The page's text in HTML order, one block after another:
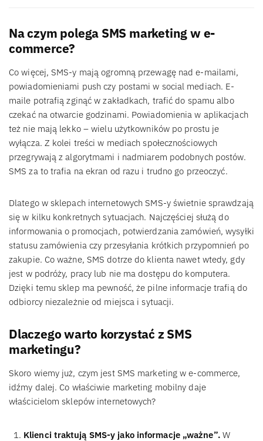
Na czym polega SMS marketing w e-
commerce?
Co więcej, SMS-y mają ogromną przewagę nad e-mailami,
powiadomieniami push czy postami w social mediach. E-
maile potrafią zginąć w zakładkach, trafić do spamu albo
czekać na otwarcie godzinami. Powiadomienia w aplikacjach
też nie mają lekko – wielu użytkowników po prostu je
wyłącza. Z kolei treści w mediach społecznościowych
przegrywają z algorytmami i nadmiarem podobnych postów.
SMS za to trafia na ekran od razu i trudno go przeoczyć.
Dlatego w sklepach internetowych SMS-y świetnie sprawdzają
się w kilku konkretnych sytuacjach. Najczęściej służą do
informowania o promocjach, potwierdzania zamówień, wysyłki
statusu zamówienia czy przesyłania krótkich przypomnień po
zakupie. Co ważne, SMS dotrze do klienta nawet wtedy, gdy
jest w podróży, pracy lub nie ma dostępu do komputera.
Dzięki temu sklep ma pewność, że pilne informacje trafią do
odbiorcy niezależnie od miejsca i sytuacji.
Dlaczego warto korzystać z SMS
marketingu?
Skoro wiemy już, czym jest SMS marketing w e-commerce,
idźmy dalej. Co właściwie marketing mobilny daje
właścicielom sklepów internetowych?
Klienci traktują SMS-y jako informacje „ważne”.W